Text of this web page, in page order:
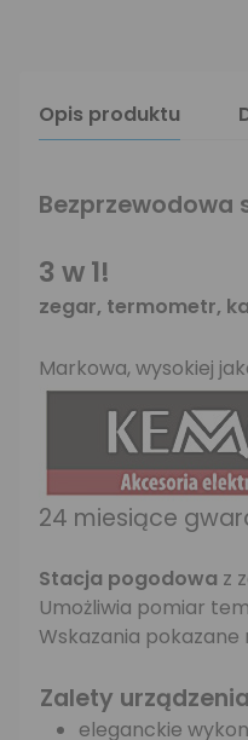
Opis produktu
Bezprzewodowa
3 w 1!
zegar, termometr,
Markowa, wysokiej
24 miesiące
Stacja pogodowa z
Umożliwia pomiar
Wskazania pokazane
Zalety
eleganckie